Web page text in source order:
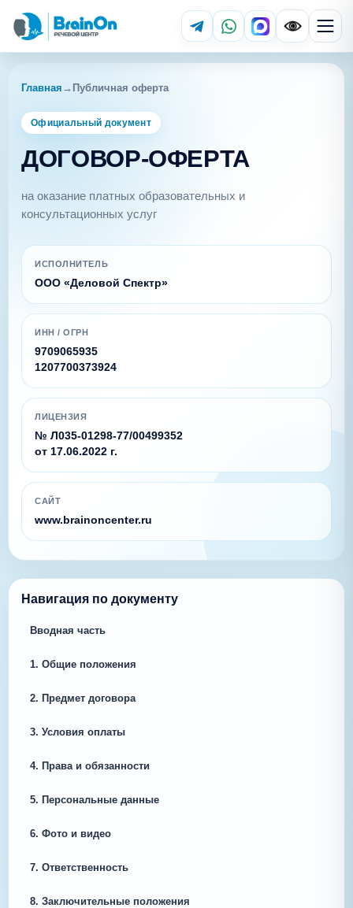
Главная → Публичная оферта
Официальный документ
ДОГОВОР-ОФЕРТА
на оказание платных образовательных и
консультационных услуг
ИСПОЛНИТЕЛЬ
ООО «Деловой Спектр»
ИНН / ОГРН
9709065935
1207700373924
ЛИЦЕНЗИЯ
№ Л035-01298-77/00499352
от 17.06.2022 г.
САЙТ
www.brainoncenter.ru
Навигация по документу
Вводная часть
1. Общие положения
2. Предмет договора
3. Условия оплаты
4. Права и обязанности
5. Персональные данные
6. Фото и видео
7. Ответственность
8. Заключительные положения